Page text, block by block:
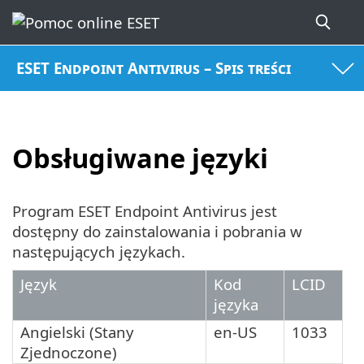
ESET Endpoint Antivirus – Spis treści
Obsługiwane języki
Program ESET Endpoint Antivirus jest
dostępny do zainstalowania i pobrania w
następujących językach.
Język
Kod
języka
LCID
Angielski (Stany
Zjednoczone)
en-US 1033